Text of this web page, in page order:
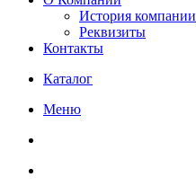
История компании
Реквизиты
Контакты
Каталог
Меню